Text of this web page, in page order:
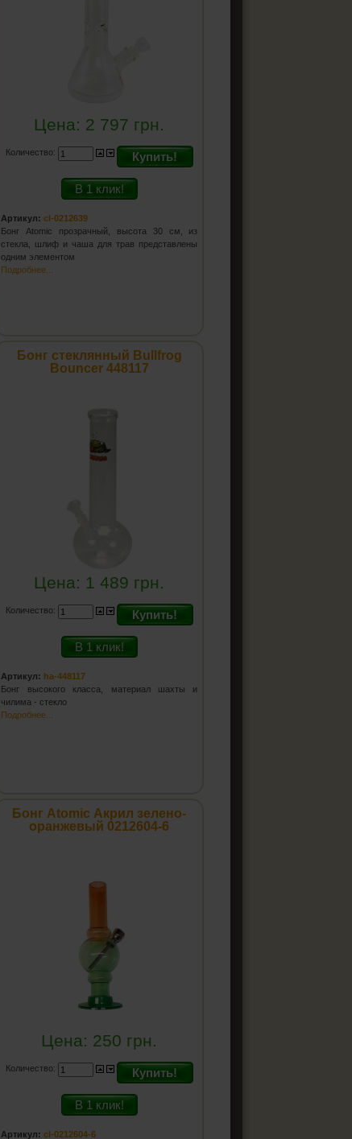
Цена: 2 797 грн.
Количество: Купить!
В 1 клик!
Артикул:cl-0212639
Бонг Atomic прозрачный, высота 30 см, из
стекла, шлиф и чаша для трав представлены
одним элементом
Подробнее...
Бонг стеклянный Bullfrog
Bouncer 448117
Цена: 1 489 грн.
Количество: Купить!
В 1 клик!
Артикул: ha-448117
Бонг высокого класса, материал шахты и
чилима - стекло
Подробнее...
Бонг Atomic Акрил зелено-
оранжевый 0212604-6
Цена: 250 грн.
Количество: Купить!
В 1 клик!
Артикул:cl-0212604-6